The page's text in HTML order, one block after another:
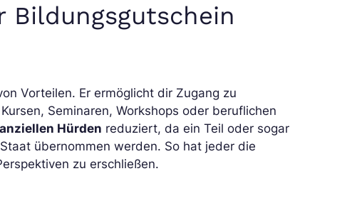
Bildungsgutschein
Vorteilen. Er ermöglicht dir Zugang zu
Seminaren, Workshops oder beruflichen
Hürden reduziert, da ein Teil oder sogar
übernommen werden. So hat jeder die
zu erschließen.